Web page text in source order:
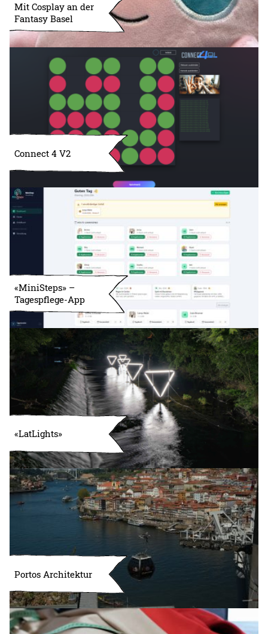
Mit Cosplay an der
Fantasy Basel
Connect 4 V2
«MiniSteps» –
Tagespflege-App
«LatLights»
Portos Architektur